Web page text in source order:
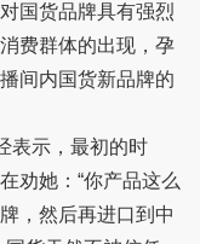
国货品牌具有强烈
费群体的出现，孕
间内国货新品牌的
表示，最初的时
劝她：“你产品这么
，然后再进口到中